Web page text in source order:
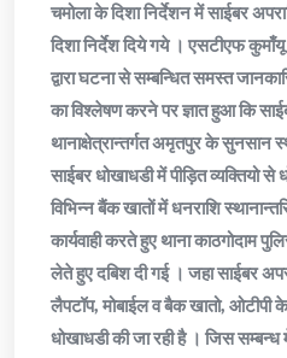
चमोला के दिशा निर्देशन में साईबर
दिशा निर्देश दिये गये । एसटीएफ
द्वारा घटना से सम्बन्धित समस्त
का विश्लेषण करने पर ज्ञात हुआ कि
थानाक्षेत्रान्तर्गत अमृतपुर के सुनसान
साईबर धोखाधडी में पीड़ित व्यक्तियो
विभिन्न बैंक खातों में धनराशि
कार्यवाही करते हुए थाना काठगोदाम
लेते हुए दबिश दी गई । जहा साईबर
लैपटॉप, मोबाईल व बैक खातो, ओटीपी
धोखाधडी की जा रही है । जिस